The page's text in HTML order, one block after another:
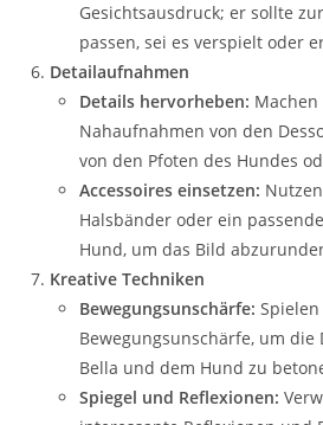
Gesichtsausdruck; er sollte
passen, sei es verspielt oder
Detailaufnahmen
Details hervorheben: Machen
Nahaufnahmen von den
von den Pfoten des Hundes
Accessoires einsetzen:
Halsbänder oder ein
Hund, um das Bild
Kreative Techniken
Bewegungsunschärfe:
Bewegungsunschärfe, um die
Bella und dem Hund zu
Spiegel und Reflexionen: